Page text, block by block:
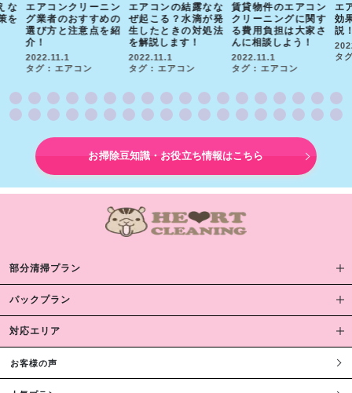
な
を
エアコンクリーニン
グ業者のおすすめの
選び方と注意点を紹
介！
2022.11.1
タグ : エアコン
エアコンの結露なな
ぜ起こる？水滴が発
生したときの対処法
を解説します！
2022.11.1
タグ : エアコン
賃貸物件のエアコン
クリーニングに関す
る費用負担は大家さ
んに相談しよう！
2022.11.1
タグ : エアコン
エ
効
説
タ
お掃除豆知識・お役立ち情報はこちら
部分清掃プラン
パックプラン
対応エリア
お客様の声